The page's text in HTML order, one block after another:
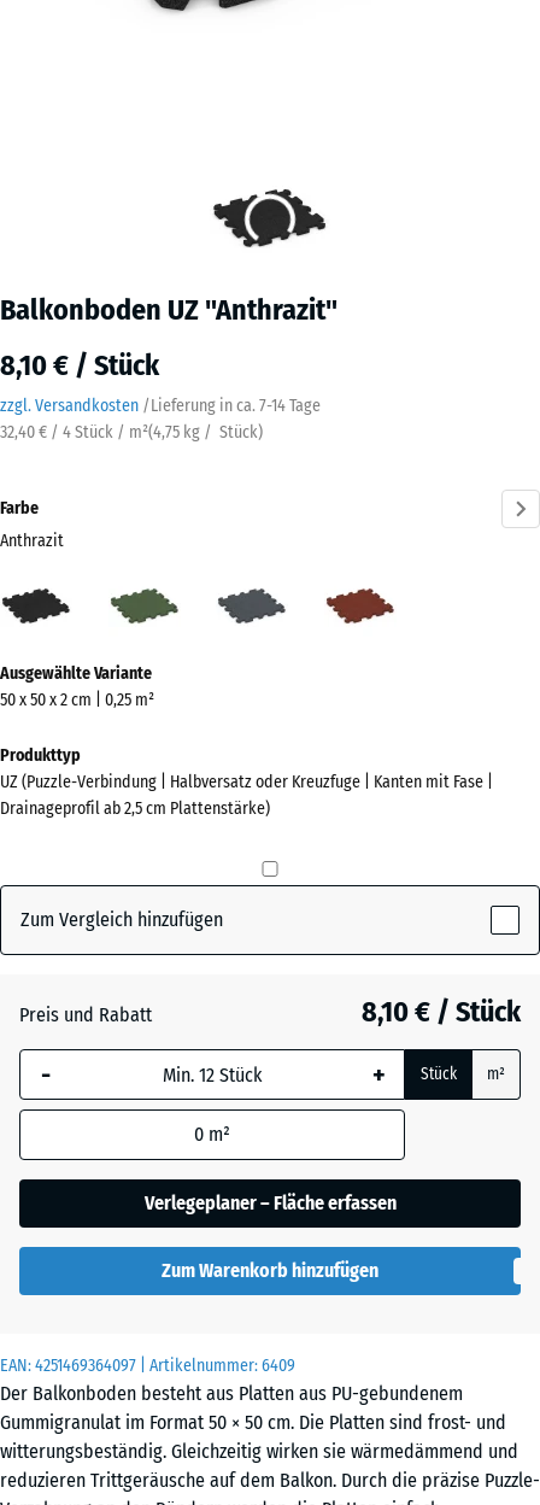
Balkonboden UZ "Anthrazit"
8,10 € / Stück
zzgl. Versandkosten /Lieferung in ca. 7-14 Tage
32,40 € / 4 Stück / m²(4,75 kg / Stück)
EAN:4251469364097 | Artikelnummer:6409
Der Balkonboden besteht aus Platten aus PU-gebundenem
Gummigranulat im Format 50 × 50 cm. Die Platten sind frost- und
witterungsbeständig. Gleichzeitig wirken sie wärmedämmend und
reduzieren Trittgeräusche auf dem Balkon. Durch die präzise Puzzle-
Farbe
Anthrazit
(active)
Informationen
zu
Farben?
Farbpalette
(active)
Schiefergrau + 0,50 €
Ziegelrot + 0,50 €
Ausgewählte Variante
50 x 50 x 2 cm | 0,25 m²
Produkttyp
UZ (Puzzle-Verbindung | Halbversatz oder Kreuzfuge | Kanten mit Fase |
Drainageprofil ab 2,5 cm Plattenstärke)
Zum Vergleich hinzufügen
Preis und Rabatt 8,10 € / Stück
- + Stück m²
0 m²
Verlegeplaner – Fläche erfassen
Zum Warenkorb hinzufügen